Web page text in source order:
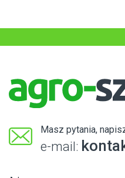
Masz pytania,
e-mail: